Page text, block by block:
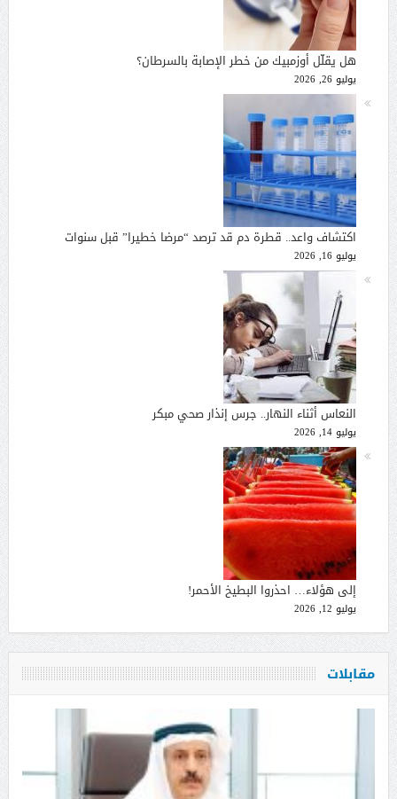
هل يقلّل أوزمبيك من خطر الإصابة بالسرطان؟
يوليو 26, 2026
اكتشاف واعد.. قطرة دم قد ترصد “مرضا خطيرا” قبل سنوات
يوليو 16, 2026
النعاس أثناء النهار.. جرس إنذار صحي مبكر
يوليو 14, 2026
إلى هؤلاء… احذروا البطيخ الأحمر!
يوليو 12, 2026
مقابلات